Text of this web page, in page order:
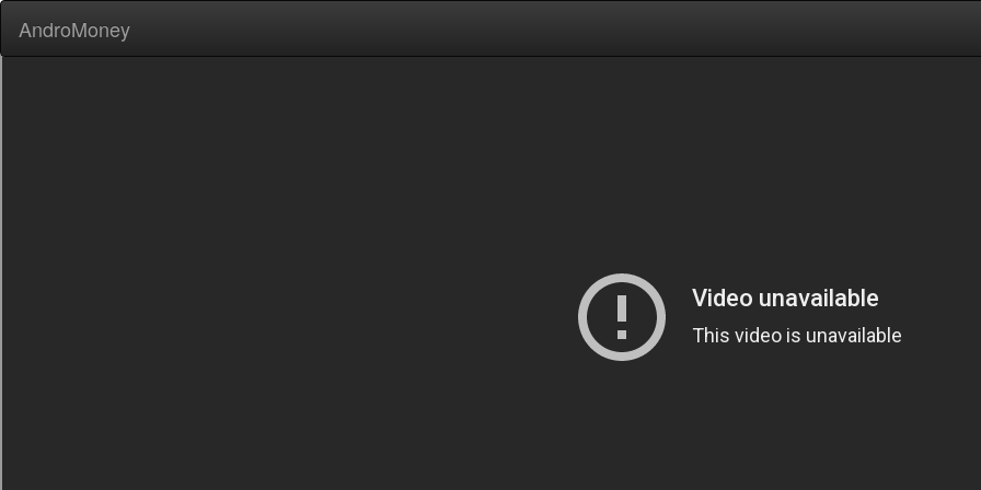
AndroMoney